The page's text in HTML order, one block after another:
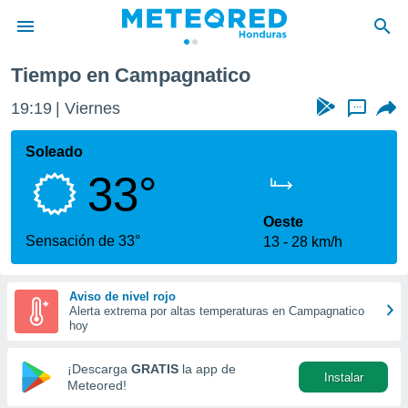
de
ha sido
calidad.
a este
las
y
forma
digital
basada
Tiempo en Campagnatico
19:19 Viernes ...
Soleado
33°
Sensación de 33°
Oeste
13
28 km/h
Aviso de nivel rojo
Alerta extrema por altas temperaturas en Campagnatico
hoy
¡Descarga GRATIS la app de
Meteored!
Instalar